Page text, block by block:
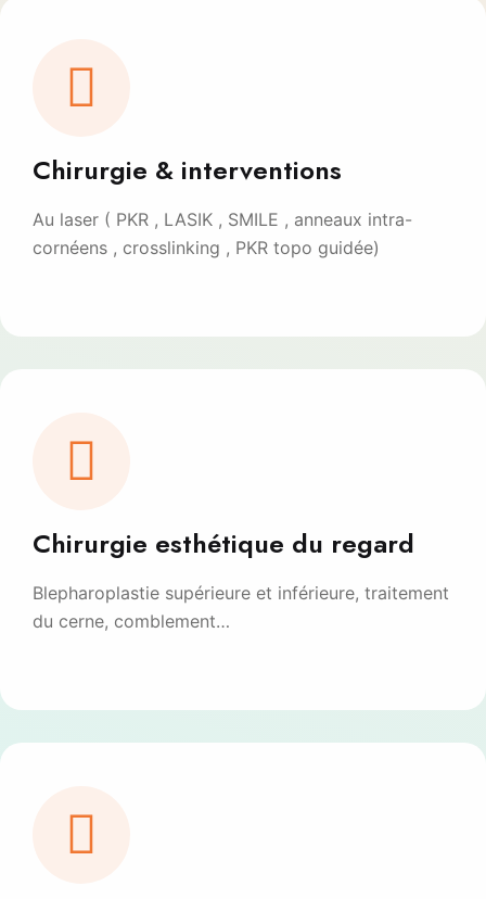
Chirurgie & interventions
Au laser ( PKR , LASIK , SMILE , anneaux intra-
cornéens , crosslinking , PKR topo guidée)
Chirurgie esthétique du regard
Blepharoplastie supérieure et inférieure, traitement
du cerne, comblement…